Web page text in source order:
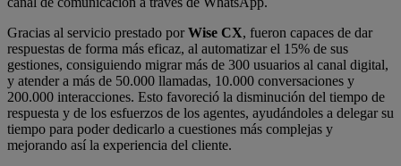
Gracias al servicio prestado porWise CX, fueron capaces de dar
respuestas de forma más eficaz, al automatizar el 15% de sus
gestiones, consiguiendo migrar más de 300 usuarios al canal digital,
y atender a más de 50.000 llamadas, 10.000 conversaciones y
200.000 interacciones. Esto favoreció la disminución del tiempo de
respuesta y de los esfuerzos de los agentes, ayudándoles a delegar su
tiempo para poder dedicarlo a cuestiones más complejas y
mejorando así la experiencia del cliente.